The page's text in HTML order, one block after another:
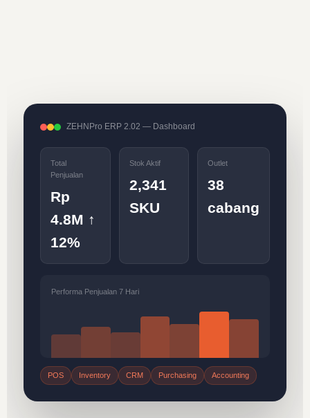
ZEHNPro ERP 2.02 — Dashboard
Total
Penjualan
Rp
4.8M ↑
12%
Stok Aktif
2,341
SKU
Outlet
38
cabang
Performa Penjualan 7 Hari
POS Inventory CRM Purchasing Accounting